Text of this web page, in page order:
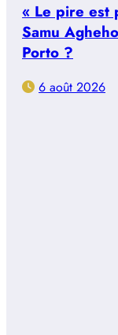
« Le pire est
Samu
Porto ?
6 août 2026